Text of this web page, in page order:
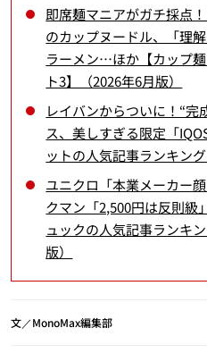
即席麺マニアがガチ採点
のカップヌードル、「理
ラーメン…ほか【カップ
ト3】（2026年6月版）
レイバンからついに！“完
ス、美しすぎる限定「
ットの人気記事ランキン
ユニクロ「本業メーカー
クマン「2,500円は反則
ュックの人気記事ランキ
版）
文／MonoMax編集部